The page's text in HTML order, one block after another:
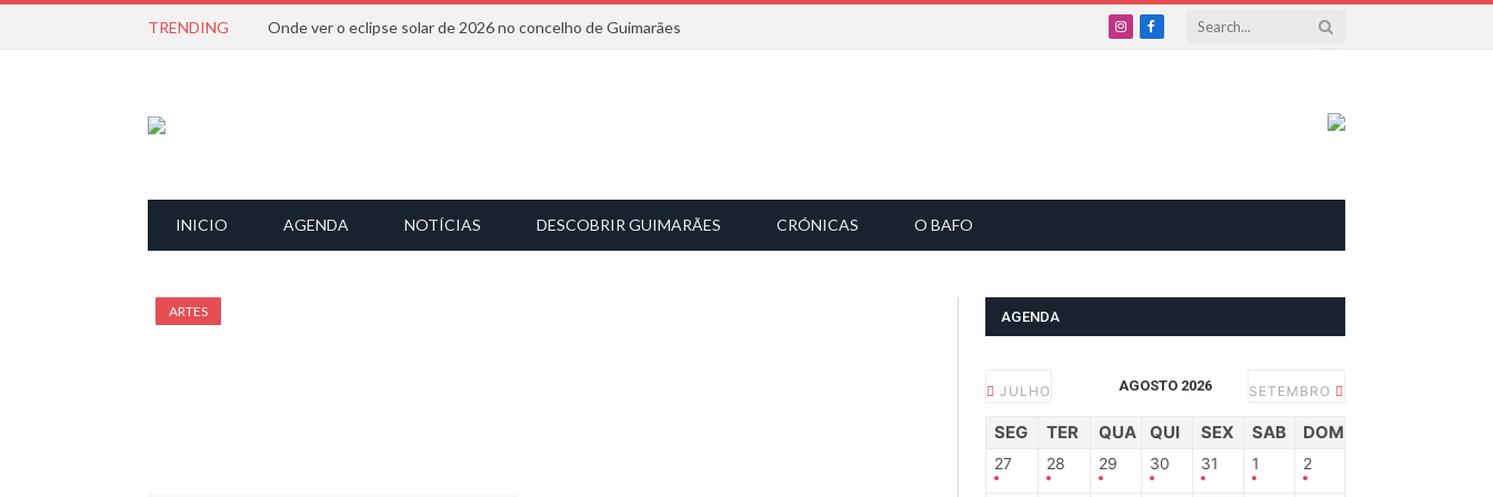
TRENDING Onde ver o eclipse solar de 2026 no concelho de Guimarães
InstagramFacebook
INICIO AGENDA NOTÍCIAS DESCOBRIR GUIMARÃES CRÓNICAS O BAFO
ARTES AGENDA
JULHO AGOSTO 2026 SETEMBRO
SEG TER QUA QUI SEX SAB DOM
27 28 29 30 31 1 2